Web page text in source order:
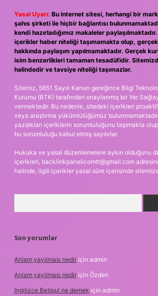
Yasal Uyarı: Bu internet sitesi, herhangi bir
şahıs şirketi ile hiçbir bağlantısı
kendi hazırladığımız makaleler
içerikler haber niteliği taşımamakta olup,
hakkında paylaşım yapılmamaktadır. Gerçek
isim benzerlikleri tamamen tesadüfidir.
halindedir ve tavsiye niteliği taşımazlar.
Sitemiz, 5651 Sayılı Kanun gereğince Bilgi
Kurumu (BTK) tarafından onaylanmış bir Yer
vermektedir. Bu nedenle, sitedeki içerikleri
veya araştırma yükümlülüğümüz
yazdıkları içeriklerin sorumluluğunu taşımakta
bu sorumluluğu kabul etmiş sayılırlar.
Hukuka ve yasal düzenlemelere aykırı olduğunu
içerikleri, backlinkpanelicomtr@gmail.com
halinde, ilgili içerikler yasal süre içerisinde
Son yorumlar
Anlam yayılması nedir için admin
Anlam yayılması nedir için Özden
Ingilizce Betipul ne demek için admin